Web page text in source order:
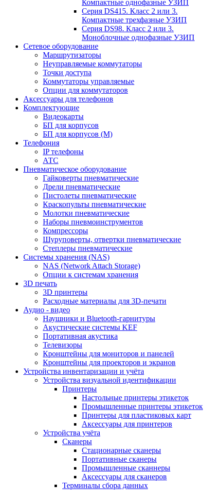
Компактные однофазные УЗИП
Серия DS415. Класс 2 или 3.
Компактные трехфазные УЗИП
Серия DS98. Класс 2 или 3.
Моноблочные однофазные УЗИП
Сетевое оборудование
Маршрутизаторы
Неуправляемые коммутаторы
Точки доступа
Коммутаторы управляемые
Опции для коммутаторов
Аксессуары для телефонов
Комплектующие
Видеокарты
БП для корпусов
БП для корпусов (М)
Телефония
IP телефоны
АТС
Пневматическое оборудование
Гайковерты пневматические
Дрели пневматические
Пистолеты пневматические
Краскопульты пневматические
Молотки пневматические
Наборы пневмоинструментов
Компрессоры
Шуруповерты, отвертки пневматические
Степлеры пневматические
Cистемы хранения (NAS)
NAS (Network Attach Storage)
Опции к системам хранения
3D печать
3D принтеры
Расходные материалы для 3D-печати
Аудио - видео
Наушники и Bluetooth-гарнитуры
Акустические системы KEF
Портативная акустика
Телевизоры
Кронштейны для мониторов и панелей
Кронштейны для проекторов и экранов
Устройства инвентаризации и учёта
Устройства визуальной идентификации
Принтеры
Настольные принтеры этикеток
Промышленные принтеры этикеток
Принтеры для пластиковых карт
Аксессуары для принтеров
Устройства учёта
Сканеры
Стационарные сканеры
Портативные сканеры
Промышленные сканнеры
Аксессуары для сканеров
Терминалы сбора данных